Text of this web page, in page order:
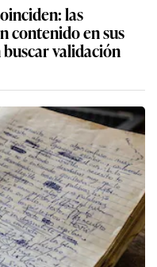
las
contenido en sus
validación